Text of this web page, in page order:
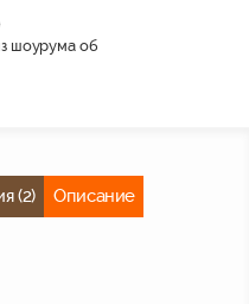
шоурума об
(2) Описание